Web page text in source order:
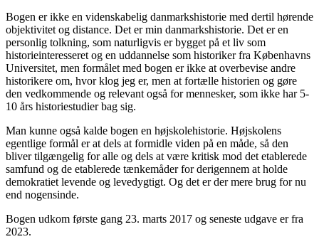
Bogen er ikke en videnskabelig danmarkshistorie med dertil hørende
objektivitet og distance. Det er min danmarkshistorie. Det er en
personlig tolkning, som naturligvis er bygget på et liv som
historieinteresseret og en uddannelse som historiker fra Københavns
Universitet, men formålet med bogen er ikke at overbevise andre
historikere om, hvor klog jeg er, men at fortælle historien og gøre
den vedkommende og relevant også for mennesker, som ikke har 5-
10 års historiestudier bag sig.
Man kunne også kalde bogen en højskolehistorie. Højskolens
egentlige formål er at dels at formidle viden på en måde, så den
bliver tilgængelig for alle og dels at være kritisk mod det etablerede
samfund og de etablerede tænkemåder for derigennem at holde
demokratiet levende og levedygtigt. Og det er der mere brug for nu
end nogensinde.
Bogen udkom første gang 23. marts 2017 og seneste udgave er fra
2023.